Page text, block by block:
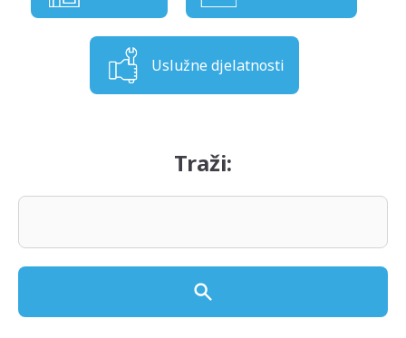
Uslužne djelatnosti
Traži: